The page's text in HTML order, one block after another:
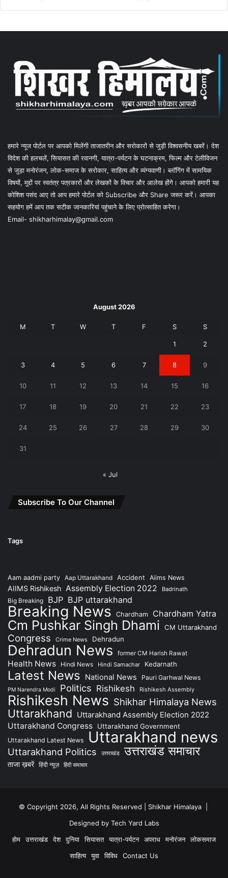
हमारे न्यूज पोर्टल पर आपको मिलेंगी ताजातरीन और सरोकारों से जुड़ी विश्वसनीय खबरें। देश
विदेश की हलचलें, सियासत की रवानगी, यात्रा-पर्यटन के घटनाक्रम, फिल्म और टेलीविजन
से जुड़ा मनोरंजन, लोक-समाज के सरोकार, साहित्य और व्यंग्यवाणी। ब्लॉगिंग में सामयिक
विषयों, मुद्दों पर स्वतंत्र पत्रकारों और लेखकों के विचार और आलेख होंगे। आपको हमारी यह
कोशिश पसंद आए तो आप हमारे पोर्टल को Subscribe और Share जरूर करें। आपका
सहयोग हमें आप तक सटीक जानकारियां पहुंचाने के लिए प्रोत्साहित करेगा।
Email- shikharhimalay@gmail.com
August 2026
M T W T F S S
1 2
3 4 5 6 7 8 9
10 11 12 13 14 15 16
17 18 19 20 21 22 23
24 25 26 27 28 29 30
31
« Jul
Subscribe To Our Channel
Tags
Aam aadmi party Aap Uttarakhand Accident Aiims News
AIIMS Rishikesh Assembly Election 2022 Badrinath
Big Breaking BJP BJP uttarakhand
Breaking News Chardham Chardham Yatra
Cm Pushkar Singh Dhami CM Uttarakhand
Congress Crime News Dehradun
Dehradun News former CM Harish Rawat
Health News Hindi News Hindi Samachar Kedarnath
Latest News National News Pauri Garhwal News
PM Narendra Modi Politics Rishikesh Rishikesh Assembly
Rishikesh News Shikhar Himalaya News
Uttarakhand Uttarakhand Assembly Election 2022
Uttarakhand Congress
Uttarakhand Government
Uttarakhand Latest News Uttarakhand news
Uttarakhand Politics उत्तराखंड उत्तराखंड समाचार
ताजा ख़बरें हिंदी न्यूज़ हिंदी समाचार
© Copyright 2026, All Rights Reserved | Shikhar Himalaya |
Designed by Tech Yard Labs
होम
उत्तराखंड देश दुनिया सियासत यात्रा-पर्यटन अपराध मनोरंजन
लोकसमाज
साहित्य
युवा विविध Contact Us